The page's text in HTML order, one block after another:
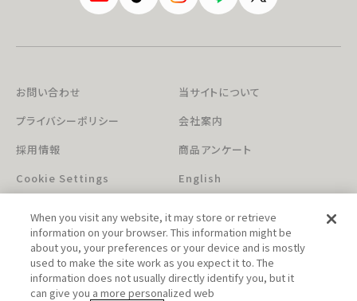
お問い合わせ
当サイトについて
プライバシーポリシー
会社案内
採用情報
商品アンケート
Cookie Settings
English
When you visit any website, it may store or retrieve
information on your browser. This information might be
about you, your preferences or your device and is mostly
used to make the site work as you expect it to. The
information does not usually directly identify you, but it
can give you a more personalized web